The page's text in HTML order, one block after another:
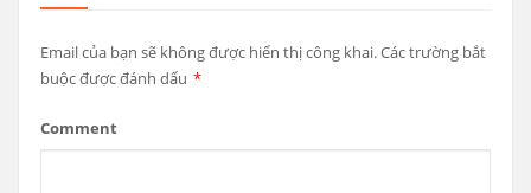
Email của bạn sẽ không được hiển thị công khai.Các trường bắt
buộc được đánh dấu *
Comment